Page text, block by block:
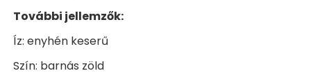
További jellemzők:
Íz: enyhén keserű
Szín: barnás zöld